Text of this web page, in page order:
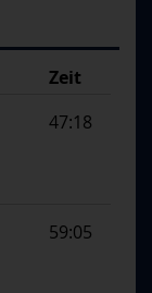
Zeit
47:18
59:05